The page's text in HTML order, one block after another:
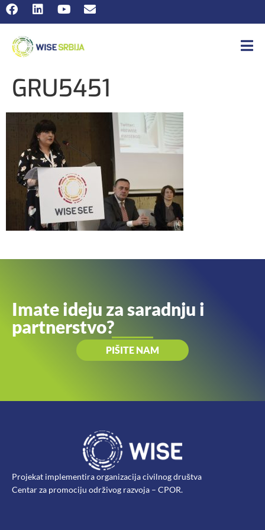
GRU5451
Imate ideju za saradnju i
partnerstvo?
PIŠITE NAM
Projekat implementira organizacija civilnog društva
Centar za promociju održivog razvoja – CPOR.